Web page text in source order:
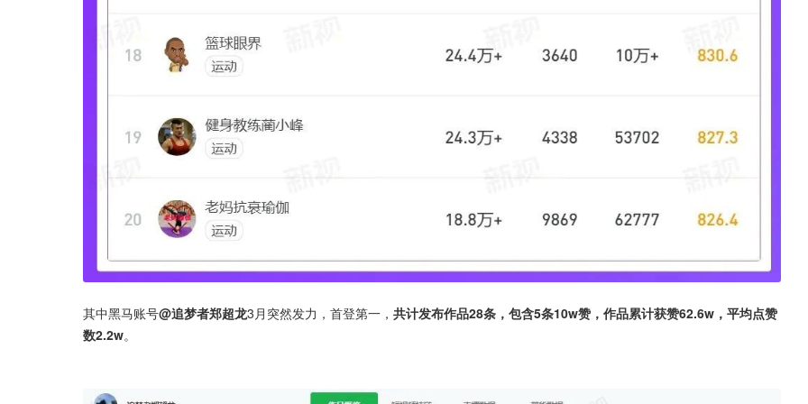
其中黑马账号@追梦者郑超龙3月突然发力，首登第一， 共计发布作品28条，包含5条10w赞，作品累计获赞62.6w，平均点赞
数2.2w。